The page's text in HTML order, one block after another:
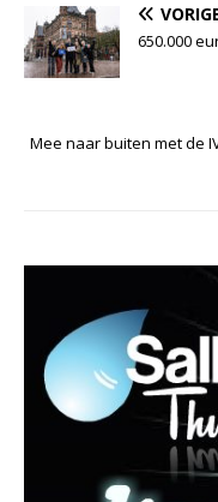
650.000
Mee naar buiten met de